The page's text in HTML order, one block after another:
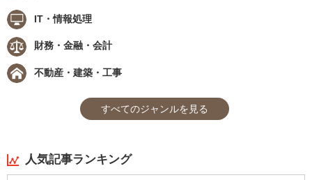
IT・情報処理
財務・金融・会計
不動産・建築・工事
すべてのジャンルを見る
人気記事ランキング